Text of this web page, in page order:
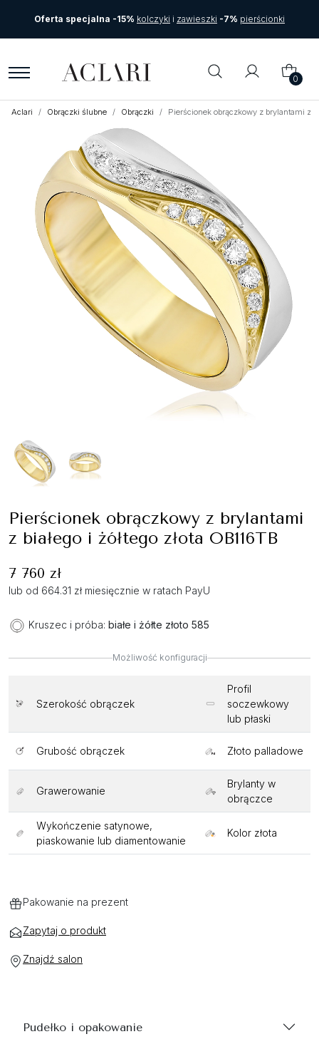
Oferta specjalna -15% kolczyki i zawieszki -7% pierścionki
0
Aclari Obrączki ślubne Obrączki Pierścionek obrączkowy z brylantami z
Pierścionek obrączkowy z brylantami
z białego i żółtego złota OB116TB
7 760 zł
lub od 664.31 zł miesięcznie w ratach PayU
Kruszec i próba: białe i żółte złoto 585
Możliwość konfiguracji
Szerokość obrączek
Profil
soczewkowy
lub płaski
Grubość obrączek Złoto palladowe
Grawerowanie
Brylanty w
obrączce
Wykończenie satynowe,
piaskowanie lub diamentowanie
Kolor złota
Pakowanie na prezent
Zapytaj o produkt
Znajdź salon
Pudełko i opakowanie